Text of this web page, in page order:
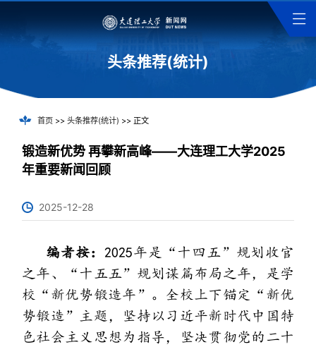
头条推荐(统计)
首页>> 头条推荐(统计) >> 正文
锻造新优势 再攀新高峰——大连理工大学2025
年重要新闻回顾
2025-12-28
编者按：2025年是“十四五”规划收官
之年、“十五五”规划谋篇布局之年，是学
校“新优势锻造年”。全校上下锚定“新优
势锻造”主题，坚持以习近平新时代中国特
色社会主义思想为指导，坚决贯彻党的二十